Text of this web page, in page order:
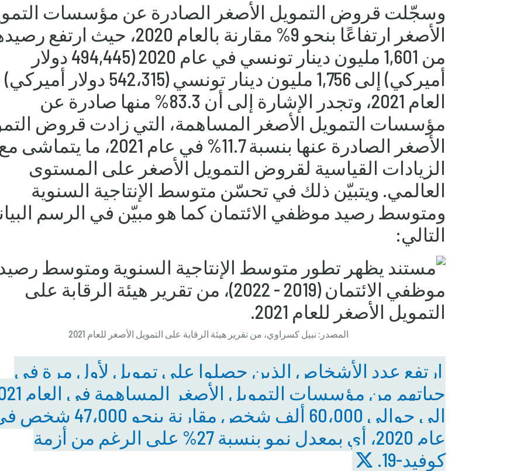
وسجّلت قروض التمويل الأصغر الصادرة عن مؤسسات
الأصغر ارتفاعًا بنحو 9% مقارنة بالعام 2020، حيث ارتفع
من 1,601 مليون دينار تونسي في عام 2020 (494,445 دولار
أميركي) إلى 1,756 مليون دينار تونسي (542،315
العام 2021، وتجدر الإشارة إلى أن 83.3% منها صادرة عن
مؤسسات التمويل الأصغر المساهمة، التي زادت قروض
الأصغر الصادرة عنها بنسبة 11.7% في عام 2021، ما يتماشى مع
الزيادات القياسية لقروض التمويل الأصغر على المستوى
العالمي. ويتبيّن ذلك في تحسّن متوسط الإنتاجية السنوية
ومتوسط رصيد موظفي الائتمان كما هو مبيّن في الرسم
التالي:
المصدر: نبيل كسراوي، من تقرير هيئة الرقابة على التمويل الأصغر للعام 2021
ارتفع عدد الأشخاص الذين حصلوا على تمويل لأول مرة في
حياتهم من مؤسسات التمويل
إلى حوالي 60،000 ألف شخص مقارنة بنحو
عام 2020، أي بمعدل نمو بنسبة 27% على الرغم من أزمة
كوفيد-19.